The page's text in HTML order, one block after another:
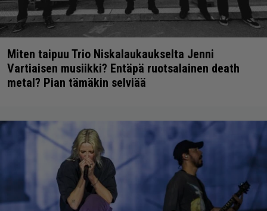
Miten taipuu Trio Niskalaukaukselta Jenni
Vartiaisen musiikki? Entäpä ruotsalainen death
metal? Pian tämäkin selviää